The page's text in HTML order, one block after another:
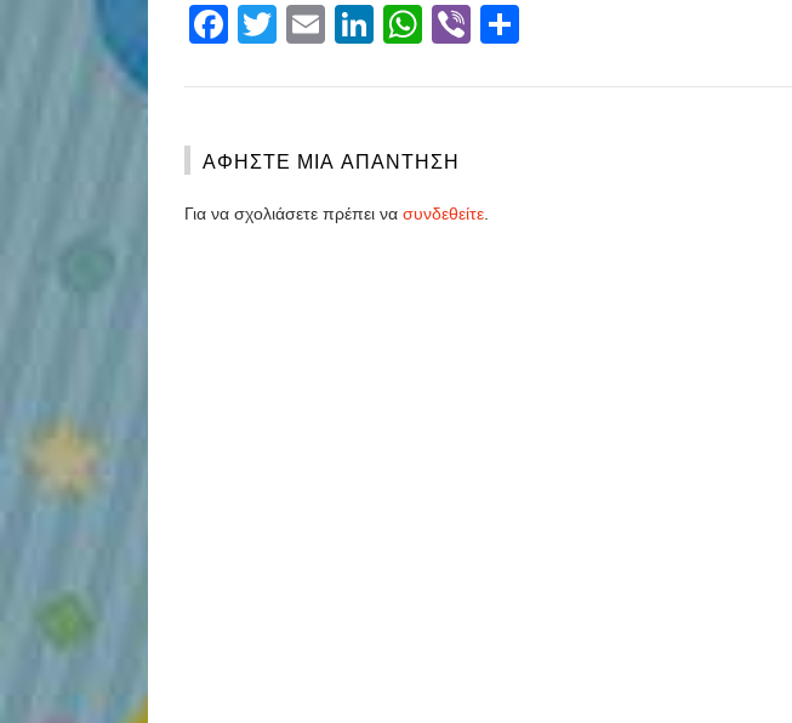
Facebook
Twitter
EmailLinkedIn
WhatsApp
Viber
ΑΦΉΣΤΕ ΜΙΑ ΑΠΆΝΤΗΣΗ
Για να σχολιάσετε πρέπει να συνδεθείτε